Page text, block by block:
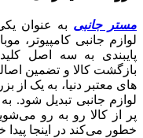
مستر جانبی به عنوان
لوازم جانبی کامپیوتر،
بازگشت کالا و تضمین
های معتبر دنیا، به یک از
لوازم جانبی تبدیل شود.
پر از کالا رو به رو
خطور می‌کند در اینجا پیدا